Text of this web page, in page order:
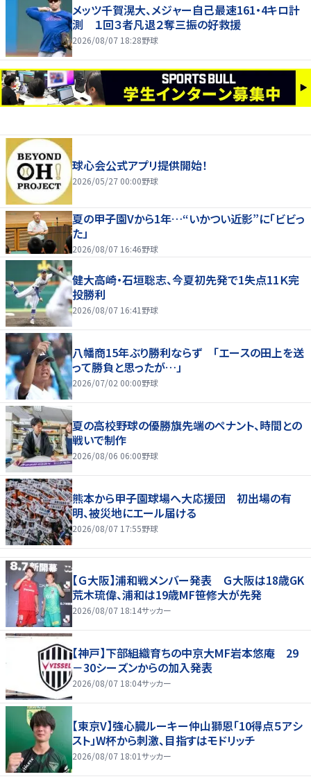
メッツ千賀滉大、メジャー自己最速161・4キロ計
測 １回３者凡退２奪三振の好救援
2026/08/07 18:28野球
球心会公式アプリ提供開始！
2026/05/27 00:00野球
夏の甲子園Vから1年…“いかつい近影”に「ビビっ
た」
2026/08/07 16:46野球
健大高崎・石垣聡志、今夏初先発で1失点11Ｋ完
投勝利
2026/08/07 16:41 野球
八幡商15年ぶり勝利ならず 「エースの田上を送
って勝負と思ったが…」
2026/07/02 00:00野球
夏の高校野球の優勝旗先端のペナント、時間との
戦いで制作
2026/08/06 06:00野球
熊本から甲子園球場へ大応援団 初出場の有
明、被災地にエール届ける
2026/08/07 17:55野球
【Ｇ大阪】浦和戦メンバー発表 Ｇ大阪は18歳GK
荒木琉偉、浦和は19歳MF笹修大が先発
2026/08/07 18:14サッカー
【神戸】下部組織育ちの中京大MF岩本悠庵 29
－30シーズンからの加入発表
2026/08/07 18:04サッカー
【東京V】強心臓ルーキー仲山獅恩「10得点５アシ
スト」W杯から刺激、目指すはモドリッチ
2026/08/07 18:01サッカー